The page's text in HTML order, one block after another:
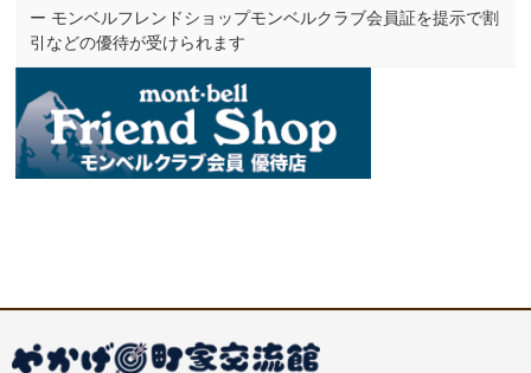
ー モンベルフレンドショップモンベルクラブ会員証を提示で割
引などの優待が受けられます